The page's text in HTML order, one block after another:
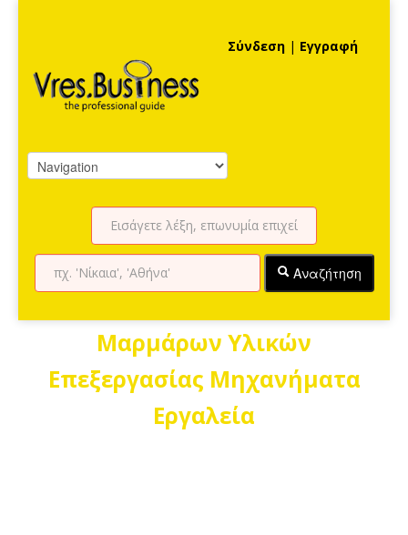
Σύνδεση | Εγγραφή
Αναζήτηση
Μαρμάρων Υλικών
Επεξεργασίας Μηχανήματα
Εργαλεία